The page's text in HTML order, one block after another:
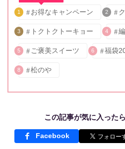
1 お得なキャンペーン 2
3 トクトクトーキョー 4
5 ご褒美スイーツ 6 福袋
8 松のや
この記事が気に入った
Facebook